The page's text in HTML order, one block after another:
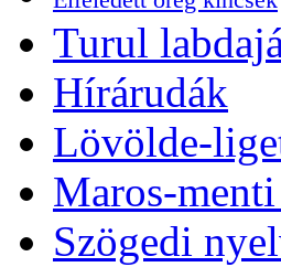
Turul
Hírárudák
Lövölde-
Maros-
Szögedi